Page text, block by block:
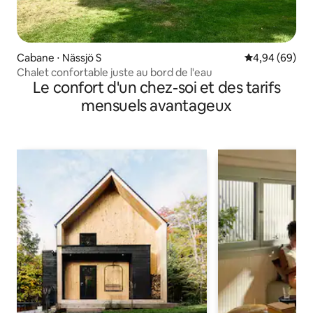
Cabane ⋅ Nässjö S Évaluation
4,94 (69)
Chalet confortable juste au bord de l'eau
Le confort d'un chez-soi et des tarifs
mensuels avantageux